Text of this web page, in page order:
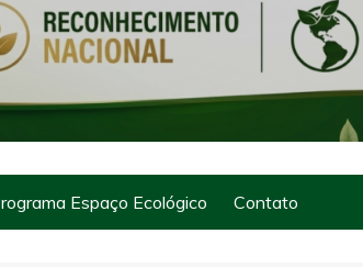
Espaço Ecológico Contato